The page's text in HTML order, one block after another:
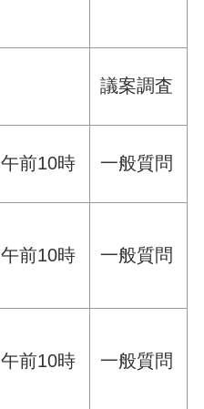
議案調査
午前10時 一般質問
午前10時 一般質問
午前10時 一般質問